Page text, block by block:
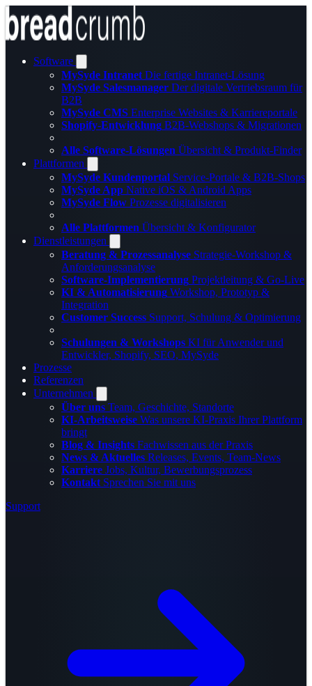
Software
MySyde Intranet Die fertige Intranet-Lösung
MySyde Salesmanager Der digitale Vertriebsraum für
B2B
MySyde CMS Enterprise Websites & Karriereportale
Shopify-Entwicklung B2B-Webshops & Migrationen
Alle Software-Lösungen Übersicht & Produkt-Finder
Plattformen
MySyde Kundenportal Service-Portale & B2B-Shops
MySyde App Native iOS & Android Apps
MySyde Flow Prozesse digitalisieren
Alle Plattformen Übersicht & Konfigurator
Dienstleistungen
Beratung & Prozessanalyse Strategie-Workshop &
Anforderungsanalyse
Software-Implementierung Projektleitung & Go-Live
KI & Automatisierung Workshop, Prototyp &
Integration
Customer Success Support, Schulung & Optimierung
Schulungen & Workshops KI für Anwender und
Entwickler, Shopify, SEO, MySyde
Prozesse
Referenzen
Unternehmen
Über uns Team, Geschichte, Standorte
KI-Arbeitsweise Was unsere KI-Praxis Ihrer Plattform
bringt
Blog & Insights Fachwissen aus der Praxis
News & Aktuelles Releases, Events, Team-News
Karriere Jobs, Kultur, Bewerbungsprozess
Kontakt Sprechen Sie mit uns
Support